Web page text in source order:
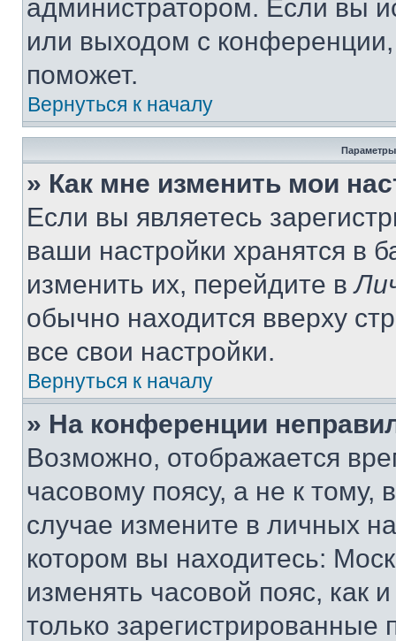
администратором. Если вы
или выходом с
поможет.
Вернуться к началу
Параметры
» Как мне изменить мои
Если вы являетесь
ваши настройки хранятся в
изменить их, перейдите в
обычно находится вверху
все свои настройки.
Вернуться к началу
» На конференции
Возможно, отображается
часовому поясу, а не к тому,
случае измените в личных
котором вы находитесь:
изменять часовой пояс, как
только